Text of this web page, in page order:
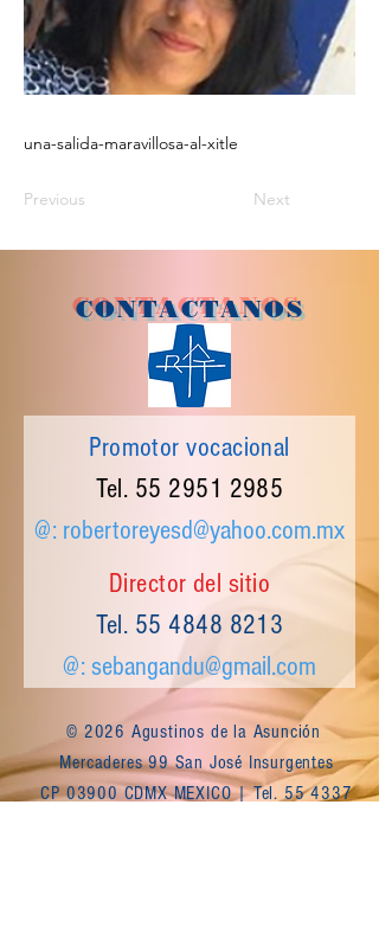
una-salida-maravillosa-al-xitle
Previous Next
CONTACTANOS
Promotor vocacional
Tel. 55 2951 2985
@: robertoreyesd@yahoo.com.mx
Director del sitio
Tel. 55 4848 8213
@:sebangandu@gmail.com
© 2026 Agustinos de la Asunción
Mercaderes 99 San José Insurgentes
CP 03900 CDMX MEXICO | Tel. 55 4337